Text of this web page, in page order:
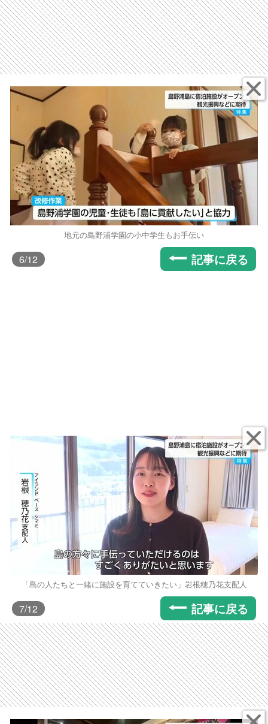
地元の島野浦学園の小中学生もお手伝い
6/12 記事に戻る
「島の人たちと一緒に施設を育てていきたい」岩根穂乃花支配人
7/12 記事に戻る